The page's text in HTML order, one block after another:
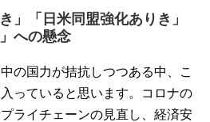
」「日米同盟強化ありき」
への懸念
の国力が拮抗しつつある中、こ
っていると思います。コロナの
ライチェーンの見直し、経済安